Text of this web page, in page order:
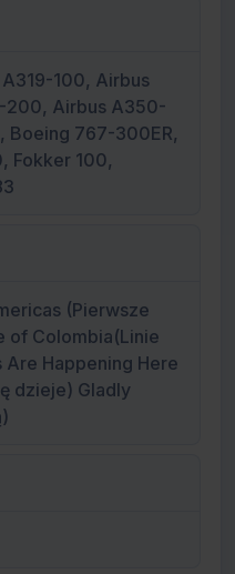
100, Airbus
Airbus A350-
Boeing 767-300ER,
Fokker 100,
(Pierwsze
of Colombia(Linie
Happening Here
dzieje) Gladly